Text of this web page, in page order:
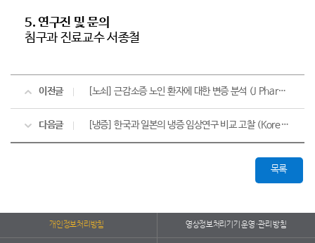
5. 연구진 및 문의
침구과 진료교수 서종철
이전글 [노쇠] 근감소증 노인 환자에 대한 변증 분석 (J Pharmacopuncture, 2025)
다음글 [냉증] 한국과 일본의 냉증 임상연구 비교 고찰 (Korean J Orient Int Med, 2025)
목록
개인정보처리방침 영상정보처리기기 운영·관리 방침